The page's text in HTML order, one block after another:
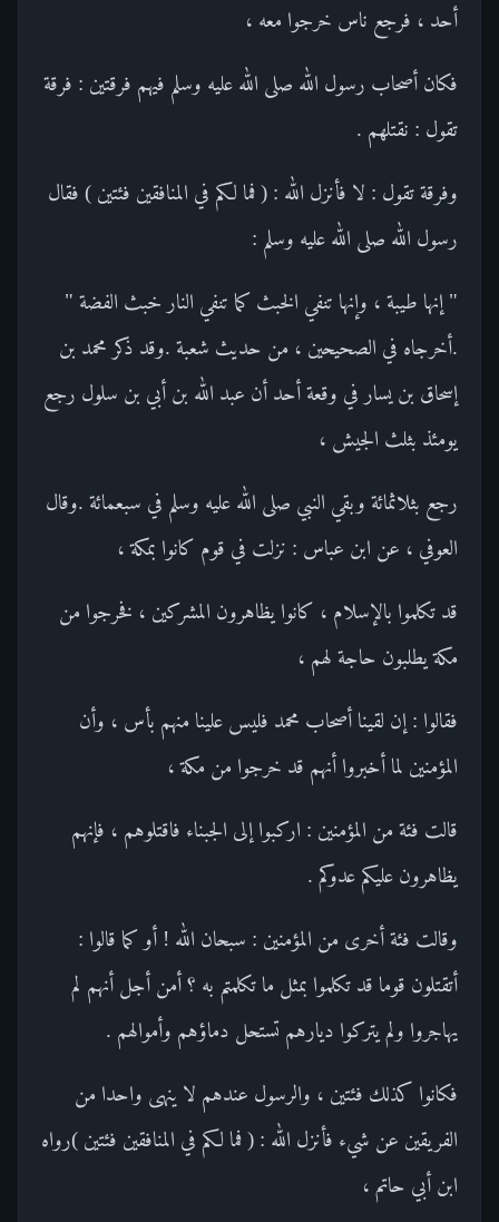
أحد ، فرجع ناس خرجوا معه ،
فكان أصحاب رسول الله صلى الله عليه وسلم فيهم فرقتين : فرقة
تقول : نقتلهم .
وفرقة تقول : لا فأنزل الله : ( فما لكم في المنافقين فئتين ) فقال
رسول الله صلى الله عليه وسلم :
" إنها طيبة ، وإنها تنفي الخبث كما تنفي النار خبث الفضة "
.أخرجاه في الصحيحين ، من حديث شعبة .وقد ذكر محمد بن
إسحاق بن يسار في وقعة أحد أن عبد الله بن أبي بن سلول رجع
يومئذ بثلث الجيش ،
رجع بثلاثمائة وبقي النبي صلى الله عليه وسلم في سبعمائة .وقال
العوفي ، عن ابن عباس : نزلت في قوم كانوا بمكة ،
قد تكلموا بالإسلام ، كانوا يظاهرون المشركين ، فخرجوا من
مكة يطلبون حاجة لهم ،
فقالوا : إن لقينا أصحاب محمد فليس علينا منهم بأس ، وأن
المؤمنين لما أخبروا أنهم قد خرجوا من مكة ،
قالت فئة من المؤمنين : اركبوا إلى الجبناء فاقتلوهم ، فإنهم
يظاهرون عليكم عدوكم .
وقالت فئة أخرى من المؤمنين : سبحان الله ! أو كما قالوا :
أتقتلون قوما قد تكلموا بمثل ما تكلمتم به ؟ أمن أجل أنهم لم
يهاجروا ولم يتركوا ديارهم تستحل دماؤهم وأموالهم .
فكانوا كذلك فئتين ، والرسول عندهم لا ينهى واحدا من
الفريقين عن شيء فأنزل الله : ( فما لكم في المنافقين فئتين )رواه
ابن أبي حاتم ،